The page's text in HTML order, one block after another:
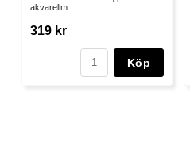
akvarellm...
319 kr
Köp